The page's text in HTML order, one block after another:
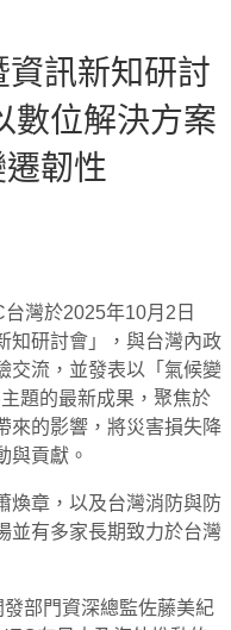
訊新知研討
數位解決方案
韌性
台灣於2025年10月2日
知研討會」，與台灣內政
交流，並發表以「氣候變
題的最新成果，聚焦於
來的影響，將災害損失降
與貢獻。
煥章，以及台灣消防與防
並有多家長期致力於台灣
部門資深總監佐藤美紀